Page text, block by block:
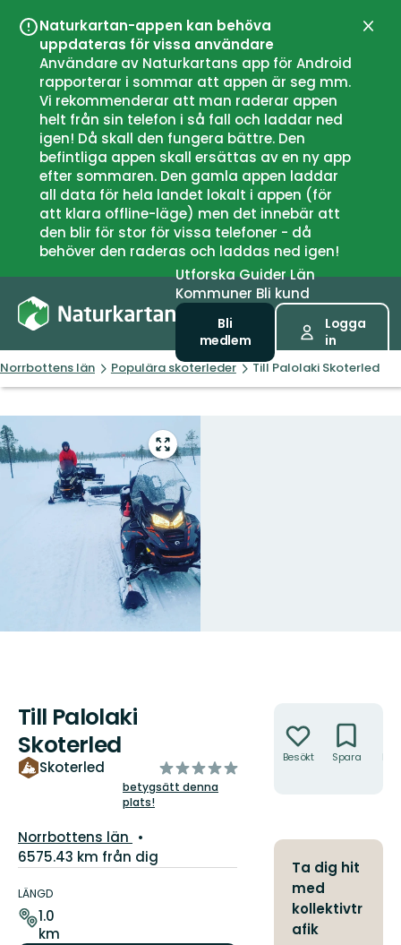
Naturkartan-appen kan behöva
uppdateras för vissa användare
Användare av Naturkartans app för Android
rapporterar i sommar att appen är seg mm.
Vi rekommenderar att man raderar appen
helt från sin telefon i så fall och laddar ned
igen! Då skall den fungera bättre. Den
befintliga appen skall ersättas av en ny app
efter sommaren. Den gamla appen laddar
all data för hela landet lokalt i appen (för
att klara offline-läge) men det innebär att
den blir för stor för vissa telefoner - då
behöver den raderas och laddas ned igen!
UtforskaGuiderLän
Kommuner Bli kund
Bli
medlem
Logga
in
Norrbottens län Populära skoterleder Till Palolaki Skoterled
Gå
till
helskärmsläge
Till Palolaki
Skoterled
Skoterled
av
5
betygsätt denna
plats!
Län:
Norrbottens län
6575.43 km från dig
Information
om
leden
LÄNGD
1.0
km
Besökt Spara
Ta dig hit
med
kollektivtr
afik